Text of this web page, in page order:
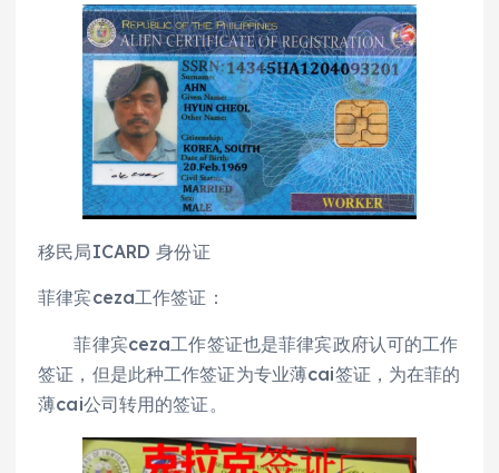
移民局ICARD 身份证
菲律宾ceza工作签证：
菲律宾ceza工作签证也是菲律宾政府认可的工作
签证，但是此种工作签证为专业薄cai签证，为在菲的
薄cai公司转用的签证。